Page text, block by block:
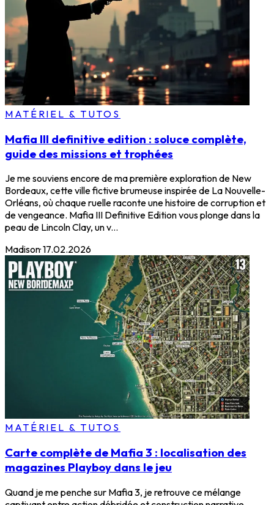
MATÉRIEL & TUTOS
Mafia III definitive edition : soluce complète,
guide des missions et trophées
Je me souviens encore de ma première exploration de New
Bordeaux, cette ville fictive brumeuse inspirée de La Nouvelle-
Orléans, où chaque ruelle raconte une histoire de corruption et
de vengeance. Mafia III Definitive Edition vous plonge dans la
peau de Lincoln Clay, un v...
Madison·17.02.2026
MATÉRIEL & TUTOS
Carte complète de Mafia 3 : localisation des
magazines Playboy dans le jeu
Quand je me penche sur Mafia 3, je retrouve ce mélange